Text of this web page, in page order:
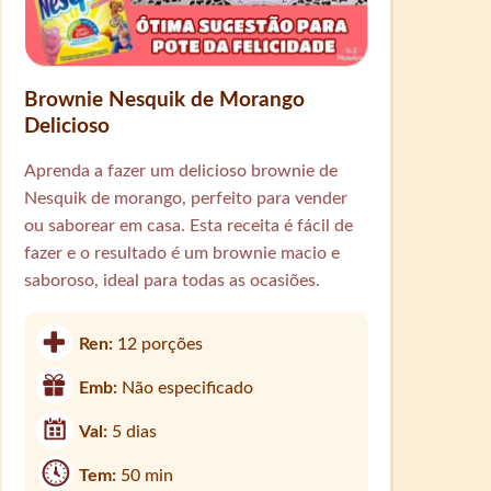
Brownie Nesquik de Morango
Delicioso
Aprenda a fazer um delicioso brownie de
Nesquik de morango, perfeito para vender
ou saborear em casa. Esta receita é fácil de
fazer e o resultado é um brownie macio e
saboroso, ideal para todas as ocasiões.
Ren: 12 porções
Emb: Não especificado
Val: 5 dias
Tem: 50 min